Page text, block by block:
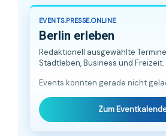
EVENTS.PRESSE.ONLINE
Berlin erleben
Redaktionell ausgewählte
Stadtleben, Business und Freizeit.
Events konnten gerade nicht
Zum